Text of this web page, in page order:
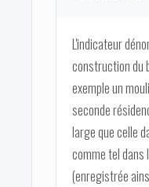
L'indicateur
construction du
exemple un
seconde
large que celle
comme tel dans
(enregistrée